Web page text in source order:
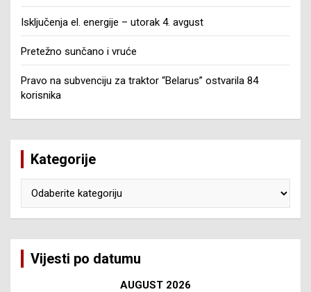
Isključenja el. energije – utorak 4. avgust
Pretežno sunčano i vruće
Pravo na subvenciju za traktor “Belarus” ostvarila 84
korisnika
Kategorije
Vijesti po datumu
AUGUST 2026